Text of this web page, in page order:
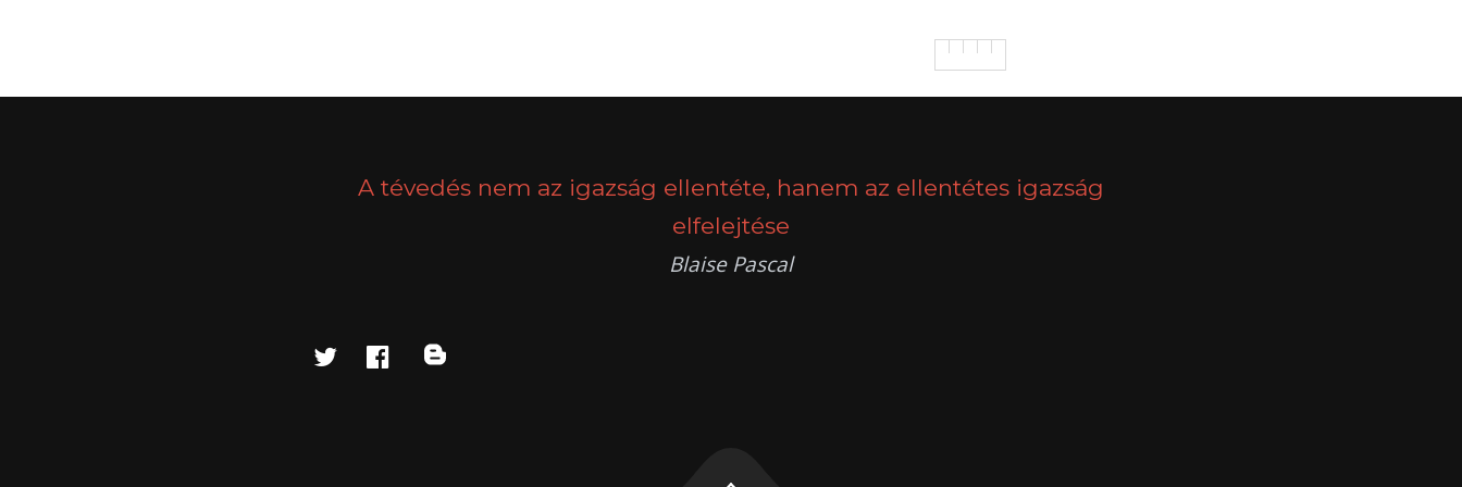
A tévedés nem az igazság ellentéte, hanem az ellentétes igazság
elfelejtése
Blaise Pascal
twitterfacebook
blog